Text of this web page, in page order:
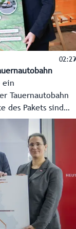
02:29
ein
Tauernautobahn
des Pakets sind
zu reduzieren
entlasten.